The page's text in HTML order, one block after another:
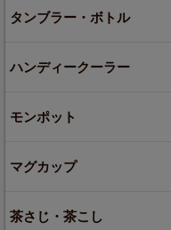
タンブラー・ボトル
ハンディークーラー
モンポット
マグカップ
茶さじ・茶こし